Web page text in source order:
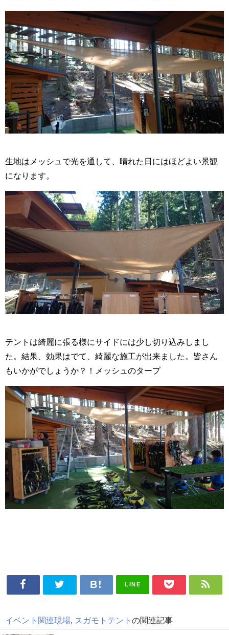
生地はメッシュで光を通して、晴れた日にはほどよい景観
になります。
テントは綺麗に張る様にサイドには少し切り込みしまし
た。結果、効果はでて、綺麗な施工が出来ました。皆さん
もいかがでしょうか？！メッシュのタープ
LINE
イベント関連現場 スガモトテント の関連記事